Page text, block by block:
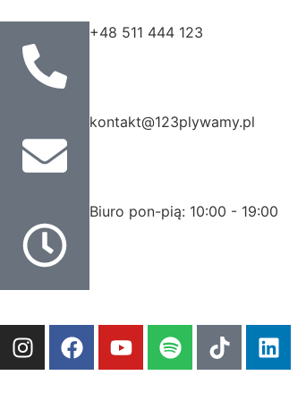
+48 511 444 123
kontakt@123plywamy.pl
Biuro pon-pią: 10:00 - 19:00